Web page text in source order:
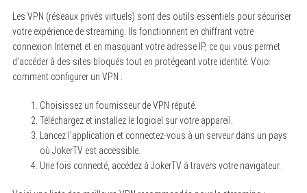
Les VPN (réseaux privés virtuels) sont des outils essentiels pour sécuriser
votre expérience de streaming. Ils fonctionnent en chiffrant votre
connexion Internet et en masquant votre adresse IP, ce qui vous permet
d’accéder à des sites bloqués tout en protégeant votre identité. Voici
comment configurer un VPN :
Choisissez un fournisseur de VPN réputé.
Téléchargez et installez le logiciel sur votre appareil.
Lancez l’application et connectez-vous à un serveur dans un pays
où JokerTV est accessible.
Une fois connecté, accédez à JokerTV à travers votre navigateur.